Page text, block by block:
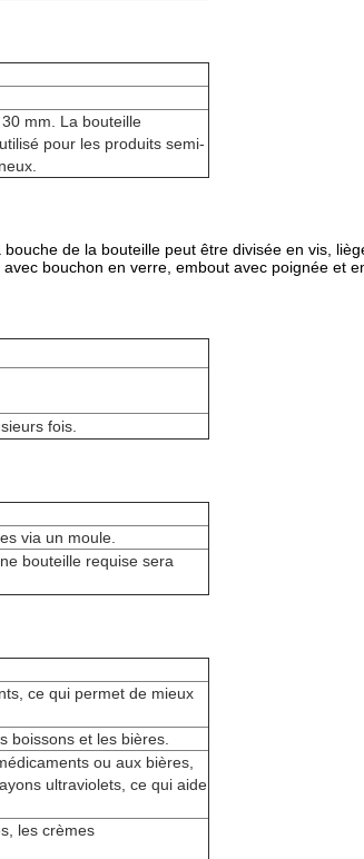
mm. La bouteille
pour les produits semi-
de la bouteille peut être divisée en vis,
bouchon en verre, embout avec poignée et
fois.
via un moule.
bouteille requise sera
ce qui permet de mieux
boissons et les bières.
ou aux bières,
ultraviolets, ce qui aide
les crèmes